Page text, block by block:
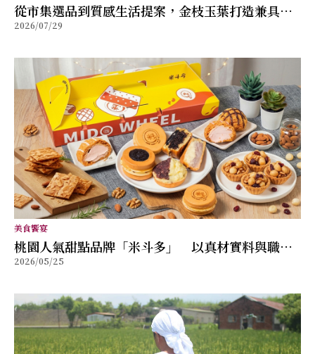
從市集選品到質感生活提案，金枝玉葉打造兼具風
格與舒適的女性穿搭品牌
2026/07/29
美食饗宴
桃園人氣甜點品牌「米斗多」 以真材實料與職人
精神打造值得分享的幸福味道
2026/05/25